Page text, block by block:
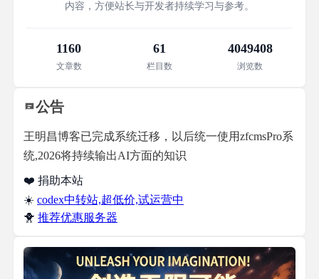
内容，方便站长与开发者持续学习与参考。
1160
文章数
61
栏目数
4049408
浏览数
公告
王明昌博客已完成系统迁移，以后统一使用zfcmsPro系
统,2026将持续输出AI方面的知识
❤️ 捐助本站
☀️ codex中转站,超低价,试运营中
🐥 推荐优惠服务器